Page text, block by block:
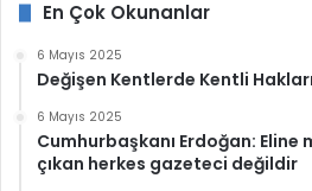
En Çok Okunanlar
6 Mayıs 2025
Değişen Kentlerde Kentli
6 Mayıs 2025
Cumhurbaşkanı Erdoğan: Eline
çıkan herkes gazeteci değildir